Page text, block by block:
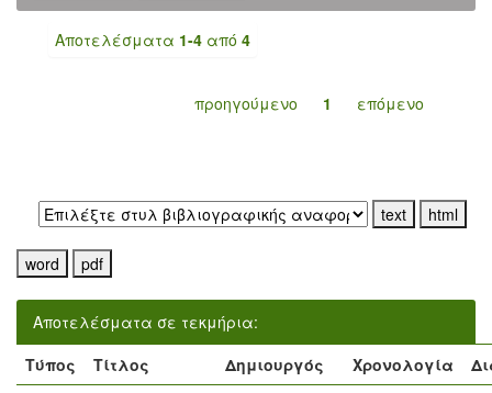
Αποτελέσματα 1-4 από 4
προηγούμενο 1 επόμενο
Αποτελέσματα σε τεκμήρια:
Τύπος
Τίτλος Δημιουργός Χρονολογία